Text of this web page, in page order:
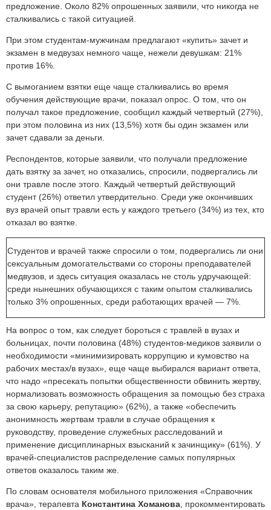
предложение. Около 82% опрошенных заявили, что никогда не
сталкивались с такой ситуацией.
При этом студентам-мужчинам предлагают «купить» зачет и
экзамен в медвузах немного чаще, нежели девушкам: 21%
против 16%.
С вымоганием взятки еще чаще сталкивались во время
обучения действующие врачи, показал опрос. О том, что он
получал такое предложение, сообщил каждый четвертый (27%),
при этом половина из них (13,5%) хотя бы один экзамен или
зачет сдавали за деньги.
Респондентов, которые заявили, что получали предложение
дать взятку за зачет, но отказались, спросили, подвергались ли
они травле после этого. Каждый четвертый действующий
студент (26%) ответил утвердительно. Среди уже окончивших
вуз врачей опыт травли есть у каждого третьего (34%) из тех, кто
отказал во взятке.
Студентов и врачей также спросили о том, подвергались ли они
сексуальным домогательствами со стороны преподавателей
медвузов, и здесь ситуация оказалась не столь удручающей:
среди нынешних обучающихся с таким опытом сталкивались
только 3% опрошенных, среди работающих врачей — 7%.
На вопрос о том, как следует бороться с травлей в вузах и
больницах, почти половина (48%) студентов-медиков заявили о
необходимости «минимизировать коррупцию и кумовство на
рабочих местах/в вузах», еще чаще выбирался вариант ответа,
что надо «пресекать попытки общественности обвинить жертву,
нормализовать возможность обращения за помощью без страха
за свою карьеру, репутацию» (62%), а также «обеспечить
анонимность жертвам травли в случае обращения к
руководству, проведение служебных расследований и
применение дисциплинарных взысканий к зачинщику» (61%). У
врачей-специалистов распределение самых популярных
ответов оказалось таким же.
По словам основателя мобильного приложения «Справочник
врача», терапевта Константина Хоманова , прокомментировать